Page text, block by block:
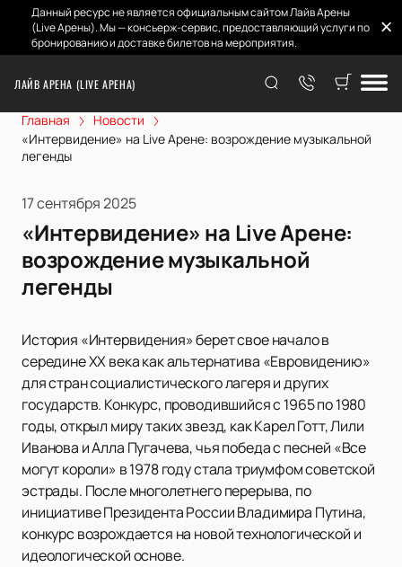
Данный ресурс не является официальным сайтом Лайв Арены
(Live Арены). Мы — консьерж-сервис, предоставляющий услуги по
бронированию и доставке билетов на мероприятия.
ЛАЙВ АРЕНА (LIVE АРЕНА)
Главная
Новости
«Интервидение» на Live Арене: возрождение музыкальной
легенды
17 сентября 2025
«Интервидение» на Live Арене:
возрождение музыкальной
легенды
История «Интервидения» берет свое начало в
середине XX века как альтернатива «Евровидению»
для стран социалистического лагеря и других
государств. Конкурс, проводившийся с 1965 по 1980
годы, открыл миру таких звезд, как Карел Готт, Лили
Иванова и Алла Пугачева, чья победа с песней «Все
могут короли» в 1978 году стала триумфом советской
эстрады. После многолетнего перерыва, по
инициативе Президента России Владимира Путина,
конкурс возрождается на новой технологической и
идеологической основе.